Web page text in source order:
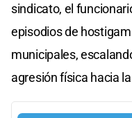
sindicato, el
episodios de
municipales,
agresión física hacia